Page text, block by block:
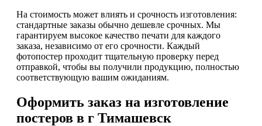
На стоимость может влиять и срочность изготовления:
стандартные заказы обычно дешевле срочных. Мы
гарантируем высокое качество печати для каждого
заказа, независимо от его срочности. Каждый
фотопостер проходит тщательную проверку перед
отправкой, чтобы вы получили продукцию, полностью
соответствующую вашим ожиданиям.
Оформить заказ на изготовление
постеров в г Тимашевск